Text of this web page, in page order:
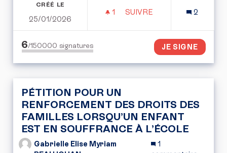
CRÉÉ LE
25/01/2026
1 1 ABONNÉ
SUIVRE
2
6/150000 signatures JE SIGNE
PÉTITION POUR UN
RENFORCEMENT DES DROITS DES
FAMILLES LORSQU’UN ENFANT
EST EN SOUFFRANCE À L’ÉCOLE
Gabrielle Elise Myriam
1